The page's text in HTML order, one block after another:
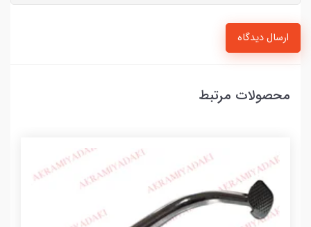
ارسال دیدگاه
محصولات مرتبط